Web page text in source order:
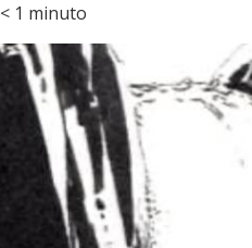
< 1 minuto